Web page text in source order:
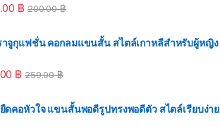
฿ 200.00฿
าจูกุแฟชั่น คอกลมแขนสั้น สไตล์เกาหลีสำหรับผู้หญิง
฿ 259.00฿
ยืดคอหัวใจ แขนสั้นพอดีรูปทรงพอดีตัว สไตล์เรียบง่าย